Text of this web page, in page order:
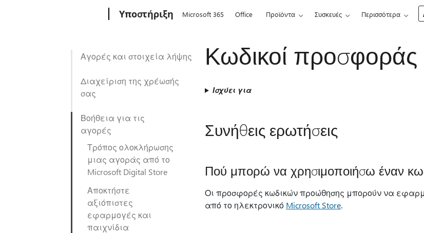
Υποστήριξη Microsoft 365 Office Προϊόντα Συσκευές Περισσότερα
Αγορές και στοιχεία λήψης
Διαχείριση της χρέωσής
σας
Βοήθεια για τις
αγορές
Τρόπος ολοκλήρωσης
μιας αγοράς από το
Microsoft Digital Store
Αποκτήστε
αξιόπιστες
εφαρμογές και
παιχνίδια
Κωδικοί
Ισχύει για
Συνήθεις ερωτήσεις
Πού μπορώ να χρησιμοποιήσω έναν
Οι προσφορές κωδικών προώθησης μπορούν να
από το ηλεκτρονικό Microsoft Store.